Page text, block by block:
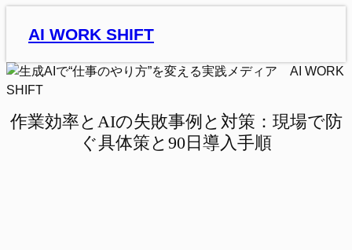
ス
キ
プ
AI WORK SHIFT
作業効率とAIの失敗事例と対策：現場で防
ぐ具体策と90日導入手順